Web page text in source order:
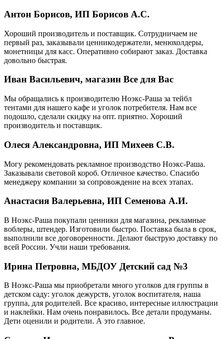
Антон Борисов, ИП Борисов А.С.
Хороший производитель и поставщик. Сотрудничаем не
первый раз, заказывали ценникодержатели, менюхолдеры,
монетницы для касс. Оперативно собирают заказ. Доставка
довольно быстрая.
Иван Васильевич, магазин Все для Вас
Мы обращались к производителю Ноэкс-Раша за тейбл
тентами для нашего кафе и уголок потребителя. Нам все
подошло, сделали скидку на опт. приятно. Хороший
производитель и поставщик.
Олеся Александровна, ИП Михеев С.В.
Могу рекомендовать рекламное производство Ноэкс-Раша.
Заказывали световой короб. Отличное качество. Спасибо
менеджеру компании за сопровождение на всех этапах.
Анастасия Валерьевна, ИП Семенова А.И.
В Ноэкс-Раша покупали ценники для магазина, рекламные
воблеры, штендер. Изготовили быстро. Поставка была в срок,
выполнили все договоренности. Делают быструю доставку по
всей России. Учли наши требования.
Ирина Петровна, МБДОУ Детский сад №3
В Ноэкс-Раша мы приобретали много уголков для группы в
детском саду: уголок дежурств, уголок воспитателя, наша
группа, для родителей. Все красиво, интересные иллюстрации
и наклейки. Нам очень понравилось. Все детали продуманы.
Дети оценили и родители. А это главное.